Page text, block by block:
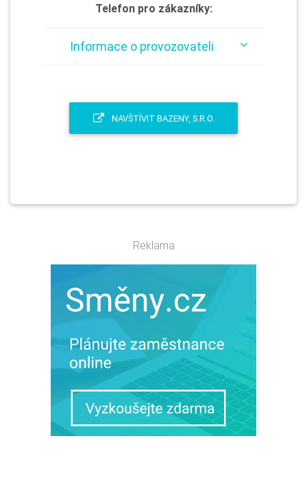
Telefon pro zákazníky:
Informace o provozovateli
NAVŠTÍVIT BAZENY, S.R.O.
Reklama